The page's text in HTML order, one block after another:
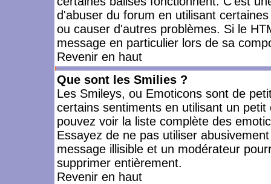
d'abuser du forum en utilisant
ou causer d'autres problèmes. Si le
message en particulier lors de sa
Revenir en haut
Que sont les Smilies ?
Les Smileys, ou Emoticons sont de
certains sentiments en utilisant un
pouvez voir la liste complète des
Essayez de ne pas utiliser
message illisible et un modérateur
supprimer entièrement.
Revenir en haut